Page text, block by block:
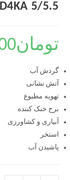
5/5.5
تومان
گردش آب
آتش نشانی
تهویه مطبوع
برج خنک کننده
آبیاری و کشاورزی
استخر
پاشیدن آب